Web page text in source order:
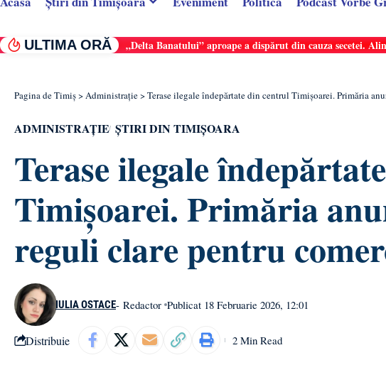
ULTIMA ORĂ „Delta Banatului” aproape a dispărut din cauza secetei.
Pagina de Timiș>Administrație>Terase ilegale îndepărtate din centrul Timișoarei. Primăria
ADMINISTRAȚIE ȘTIRI DIN TIMIȘOARA
Terase ilegale
Timișoarei. Primăria
reguli clare pentru
IULIA OSTACE- Redactor Publicat 18 Februarie 2026, 12:01
Distribuie 2 Min Read